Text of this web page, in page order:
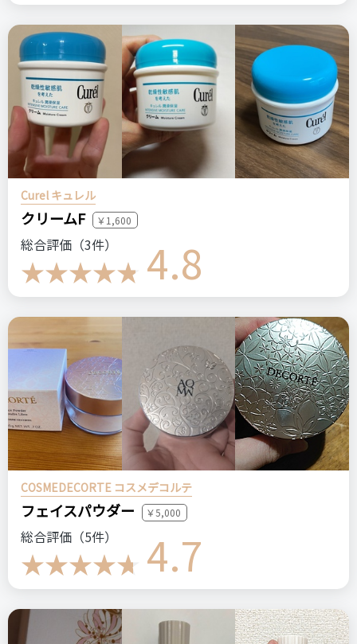
Curel キュレル
クリームF ￥1,600
総合評価（3件） 4.8
COSMEDECORTE コスメデコルテ
フェイスパウダー ￥5,000
総合評価（5件） 4.7